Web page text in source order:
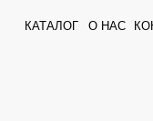
КАТАЛОГ О НАС